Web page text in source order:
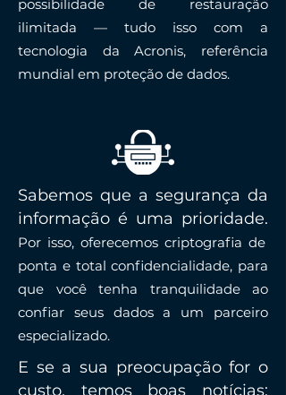
possibilidade de restauração
ilimitada — tudo isso com a
tecnologia da Acronis, referência
mundial em proteção de dados.
Sabemos que a segurança da
informação é uma prioridade.
Por isso, oferecemos criptografia de
ponta e total confidencialidade, para
que você tenha tranquilidade ao
confiar seus dados a um parceiro
especializado.
E se a sua preocupação for o
custo, temos boas notícias: